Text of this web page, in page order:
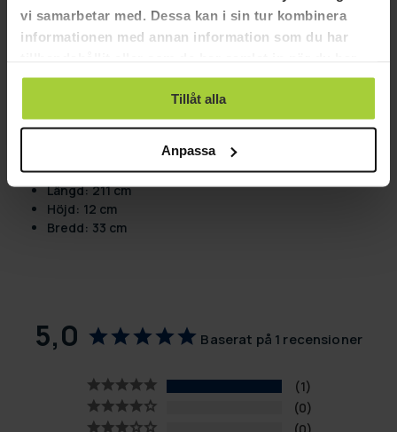
vi samarbetar med. Dessa kan i sin tur kombinera
informationen med annan information som du har
använt deras tjänster.
Tillåt alla
Anpassa
Förpackningsmått:
Vikt: 17,4 kg
Höjd: 13 cm
Bredd: 15,5 cm
Vikt: 19,4 kg
Längd: 211 cm
Höjd: 12 cm
Bredd: 33 cm
5,0 Baserat på 1 recensioner
1
0